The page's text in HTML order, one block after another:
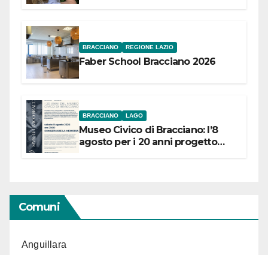
BRACCIANO REGIONE LAZIO
Faber School Bracciano 2026
BRACCIANO LAGO
Museo Civico di Bracciano: l’8
agosto per i 20 anni progetto
Comuni
Anguillara